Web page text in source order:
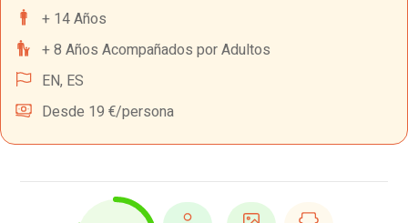
+ 14 Años
+ 8 Años Acompañados por Adultos
EN, ES
Desde 19 €/persona